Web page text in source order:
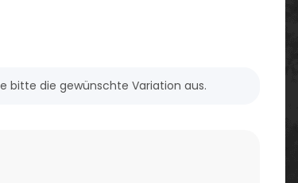
bitte die gewünschte Variation aus.